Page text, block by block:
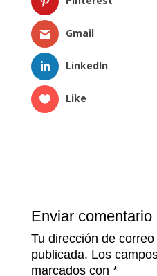
Gmail
LinkedIn
Like
Enviar comentario
Tu dirección de
publicada. Los
marcados con *